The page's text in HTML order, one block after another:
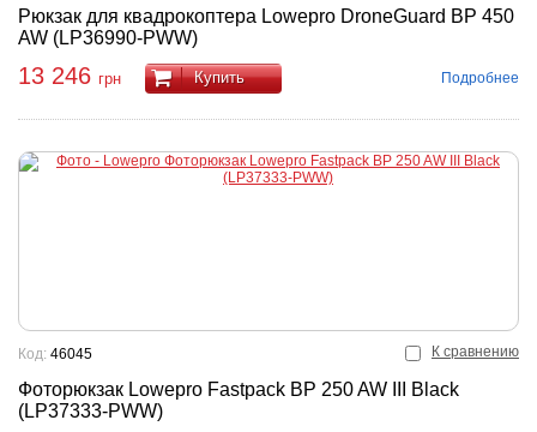
Рюкзак для квадрокоптера Lowepro DroneGuard BP 450
AW (LP36990-PWW)
13 246 грн Купить Подробнее
К сравнению
Фоторюкзак Lowepro Fastpack BP 250 AW III Black
(LP37333-PWW)
Код: 46045